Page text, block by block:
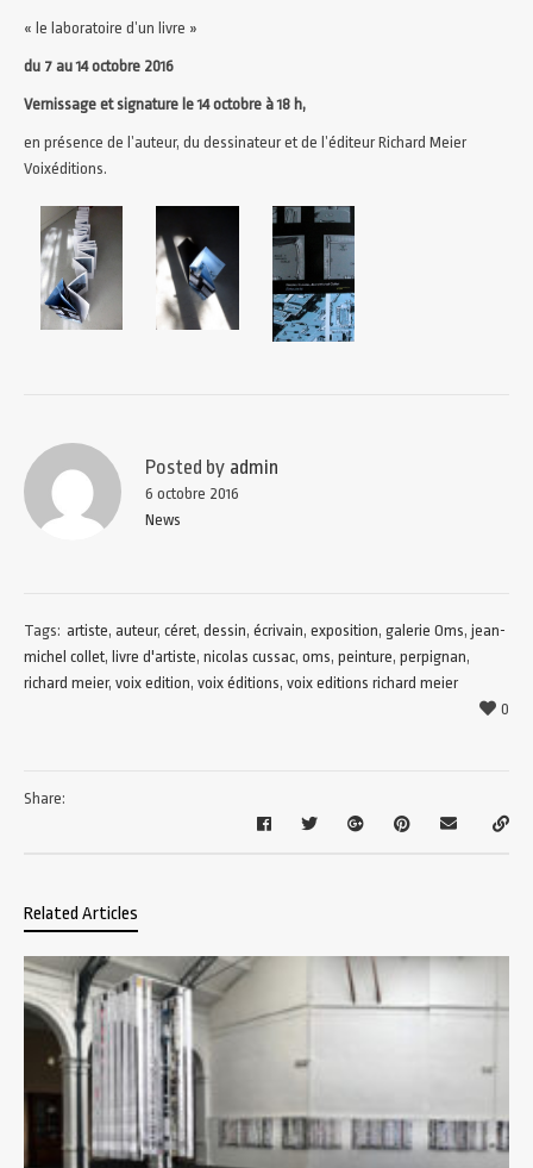
« le laboratoire d’un livre »
du 7 au 14 octobre 2016
Vernissage et signature le 14 octobre à 18 h,
en présence de l’auteur, du dessinateur et de l’éditeur Richard Meier
Voixéditions.
Posted by admin
6 octobre 2016
News
Tags: artiste, auteur, céret, dessin, écrivain, exposition, galerie Oms, jean-
michel collet, livre d'artiste, nicolas cussac, oms, peinture, perpignan,
richard meier, voix edition, voix éditions, voix editions richard meier
0
Share:
Related Articles